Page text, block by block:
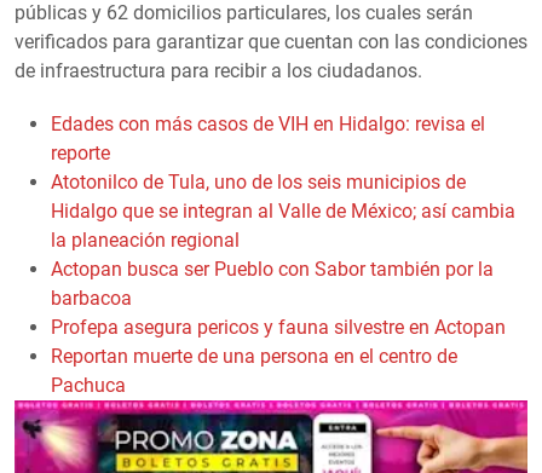
públicas y 62 domicilios particulares, los cuales serán
verificados para garantizar que cuentan con las condiciones
de infraestructura para recibir a los ciudadanos.
Edades con más casos de VIH en Hidalgo: revisa el
reporte
Atotonilco de Tula, uno de los seis municipios de
Hidalgo que se integran al Valle de México; así cambia
la planeación regional
Actopan busca ser Pueblo con Sabor también por la
barbacoa
Profepa asegura pericos y fauna silvestre en Actopan
Reportan muerte de una persona en el centro de
Pachuca